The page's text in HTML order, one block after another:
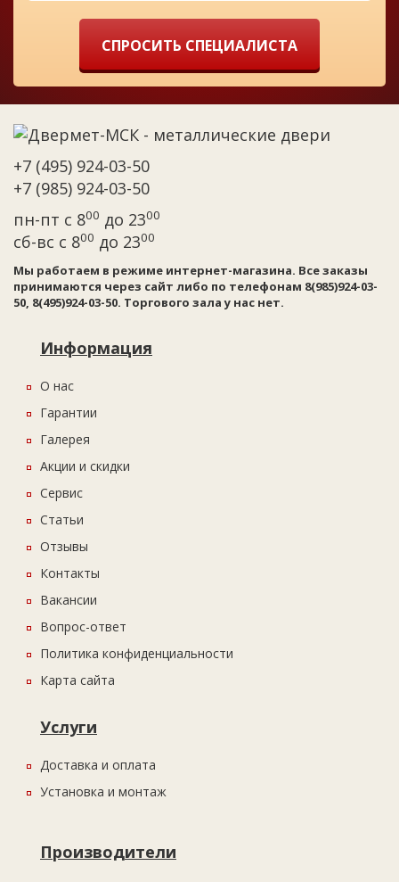
СПРОСИТЬ СПЕЦИАЛИСТА
+7 (495) 924-03-50
+7 (985) 924-03-50
пн-пт с 800 до 2300
сб-вс с 800 до 2300
Мы работаем в режиме интернет-магазина. Все заказы
принимаются через сайт либо по телефонам 8(985)924-03-
50, 8(495)924-03-50. Торгового зала у нас нет.
Информация
О нас
Гарантии
Галерея
Акции и скидки
Сервис
Статьи
Отзывы
Контакты
Вакансии
Вопрос-ответ
Политика конфиденциальности
Карта сайта
Услуги
Доставка и оплата
Установка и монтаж
Производители